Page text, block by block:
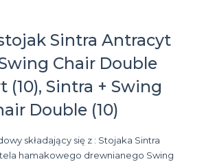
Sintra Antracyt
Chair Double
(10), Sintra + Swing
Double (10)
składający się z : Stojaka Sintra
hamakowego drewnianego Swing